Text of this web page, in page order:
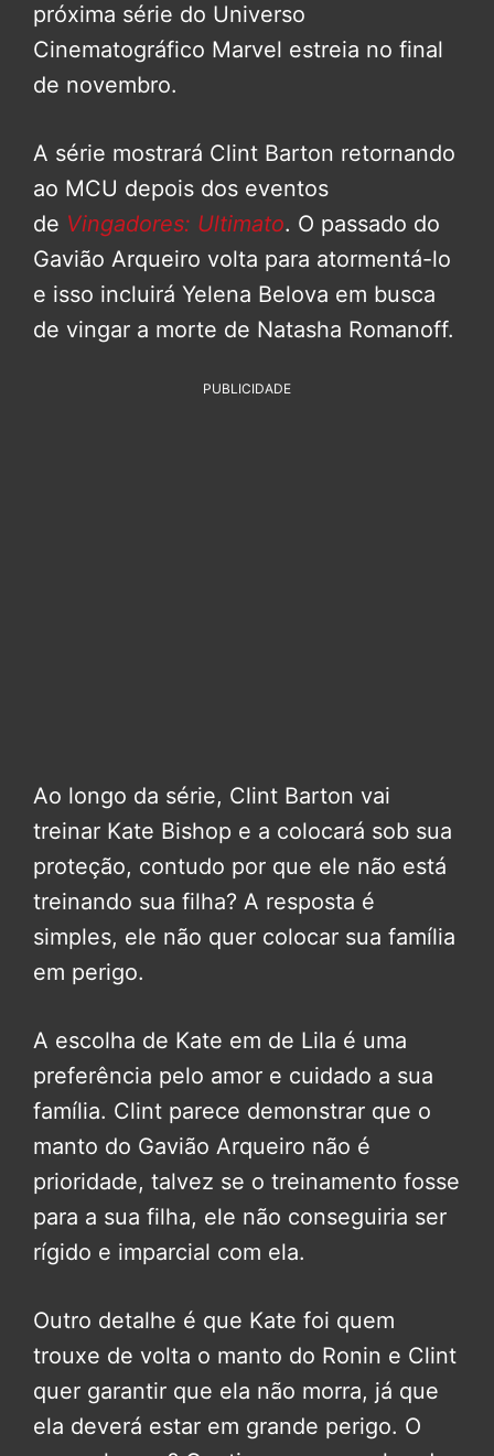
próxima série do Universo
Cinematográfico Marvel estreia no final
de novembro.
A série mostrará Clint Barton retornando
ao MCU depois dos eventos
de Vingadores: Ultimato. O passado do
Gavião Arqueiro volta para atormentá-lo
e isso incluirá Yelena Belova em busca
de vingar a morte de Natasha Romanoff.
PUBLICIDADE
Ao longo da série, Clint Barton vai
treinar Kate Bishop e a colocará sob sua
proteção, contudo por que ele não está
treinando sua filha? A resposta é
simples, ele não quer colocar sua família
em perigo.
A escolha de Kate em de Lila é uma
preferência pelo amor e cuidado a sua
família. Clint parece demonstrar que o
manto do Gavião Arqueiro não é
prioridade, talvez se o treinamento fosse
para a sua filha, ele não conseguiria ser
rígido e imparcial com ela.
Outro detalhe é que Kate foi quem
trouxe de volta o manto do Ronin e Clint
quer garantir que ela não morra, já que
ela deverá estar em grande perigo. O